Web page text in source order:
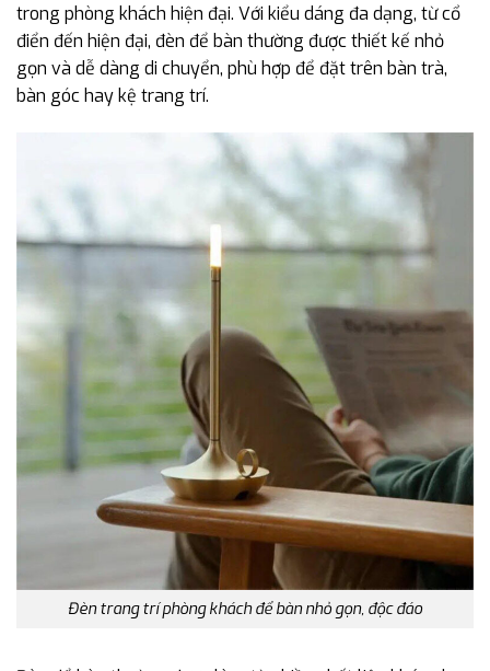
trong phòng khách hiện đại. Với kiểu dáng đa dạng, từ cổ
điển đến hiện đại, đèn để bàn thường được thiết kế nhỏ
gọn và dễ dàng di chuyển, phù hợp để đặt trên bàn trà,
bàn góc hay kệ trang trí.
Đèn trang trí phòng khách để bàn nhỏ gọn, độc đáo